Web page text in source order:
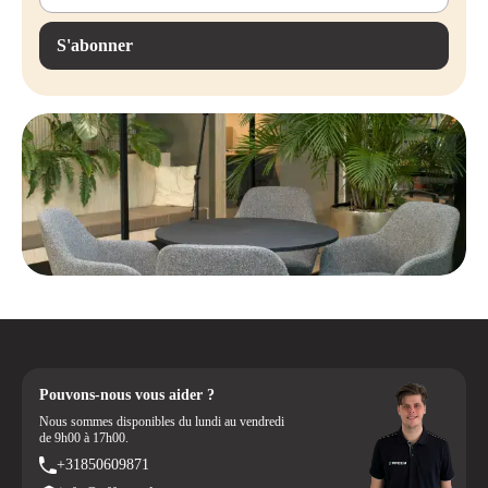
Intégration transparente avec Heathrow Basic– Fonctionne
directement avec le cadre électrique du bureau
Changement rapide de postures– Gagnez du temps et travaillez
plus efficacement
Design élégant et compact
– Correspond au design moderne du
bureau
S'abonner
Pouvons-nous vous aider ?
Nous sommes disponibles du lundi au vendredi
de 9h00 à 17h00.
+31850609871